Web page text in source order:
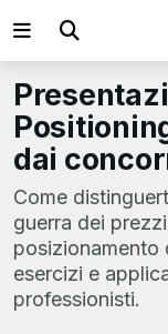
dai
Come
guerra dei
posizionamento
esercizi e
professionisti.